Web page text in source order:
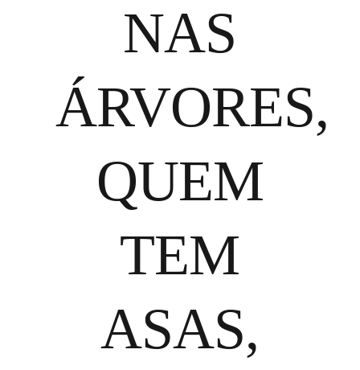
NAS
ÁRVORES,
QUEM
TEM
ASAS,